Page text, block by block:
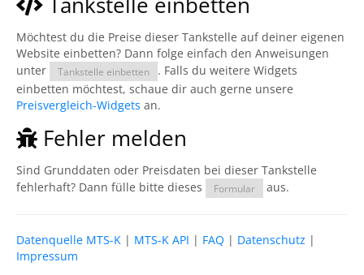
Möchtest du die Preise dieser Tankstelle auf deiner eigenen
Website einbetten? Dann folge einfach den Anweisungen
unter
Tankstelle einbetten
. Falls du weitere Widgets
einbetten möchtest, schaue dir auch gerne unsere
Preisvergleich-Widgets an.
Fehler melden
Sind Grunddaten oder Preisdaten bei dieser Tankstelle
fehlerhaft? Dann fülle bitte dieses
Formular aus.
Datenquelle MTS-K | MTS-K API | FAQ | Datenschutz |
Impressum